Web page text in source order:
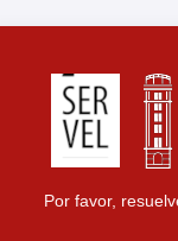
Por favor,